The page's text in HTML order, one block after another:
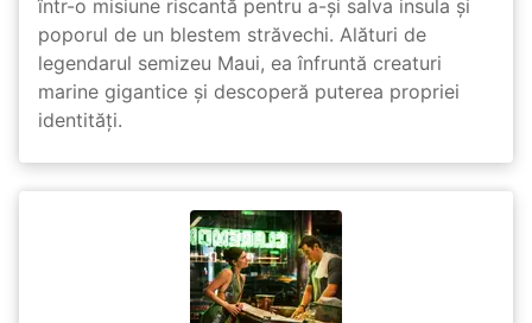
într-o misiune riscantă pentru a-și salva insula și
poporul de un blestem străvechi. Alături de
legendarul semizeu Maui, ea înfruntă creaturi
marine gigantice și descoperă puterea propriei
identități.